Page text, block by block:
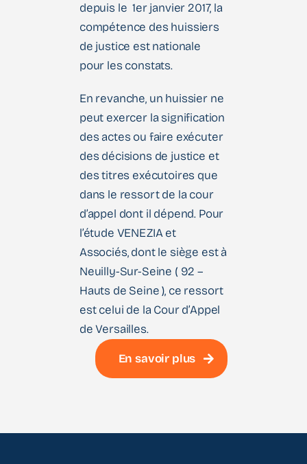
depuis le 1er janvier 2017, la
compétence des huissiers
de justice est nationale
pour les constats.
En revanche, un huissier ne
peut exercer la signification
des actes ou faire exécuter
des décisions de justice et
des titres exécutoires que
dans le ressort de la cour
d’appel dont il dépend. Pour
l’étude VENEZIA et
Associés, dont le siège est à
Neuilly-Sur-Seine ( 92 –
Hauts de Seine ), ce ressort
est celui de la Cour d’Appel
de Versailles.
En savoir plus